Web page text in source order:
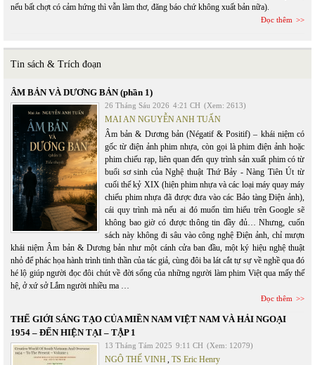
nếu bất chợt có cảm hứng thì vẫn làm thơ, đăng báo chứ không xuất bản nữa).
Đọc thêm
Tin sách & Trích đoạn
ÂM BẢN VÀ DƯƠNG BẢN (phần 1)
26 Tháng Sáu 2026 4:21 CH (Xem: 2613)
MAI AN NGUYỄN ANH TUẤN
Âm bản & Dương bản (Négatif & Positif) – khái niệm có
gốc từ điện ảnh phim nhựa, còn gọi là phim điện ảnh hoặc
phim chiếu rạp, liên quan đến quy trình sản xuất phim có từ
buổi sơ sinh của Nghệ thuật Thứ Bảy - Nàng Tiên Út từ
cuối thế kỷ XIX (hiện phim nhựa và các loại máy quay máy
chiếu phim nhựa đã được đưa vào các Bảo tàng Điện ảnh),
cái quy trình mà nếu ai đó muốn tìm hiểu trên Google sẽ
không bao giờ có được thông tin đầy đủ… Nhưng, cuốn
sách này không đi sâu vào công nghệ Điện ảnh, chỉ mượn
khái niệm Âm bản & Dương bản như một cánh cửa ban đầu, một ký hiệu nghệ thuật
nhỏ để phác họa hành trình tinh thần của tác giả, cùng đôi ba lát cắt tự sự về nghề qua đó
hé lộ giúp người đọc đôi chút về đời sống của những người làm phim Việt qua mấy thế
hệ, ở xứ sở Lắm người nhiều ma …
Đọc thêm
THẾ GIỚI SÁNG TẠO CỦA MIỀN NAM VIỆT NAM VÀ HẢI NGOẠI
1954 – ĐẾN HIỆN TẠI – TẬP 1
13 Tháng Tám 2025 9:11 CH (Xem: 12079)
NGÔ THẾ VINH, TS Eric Henry